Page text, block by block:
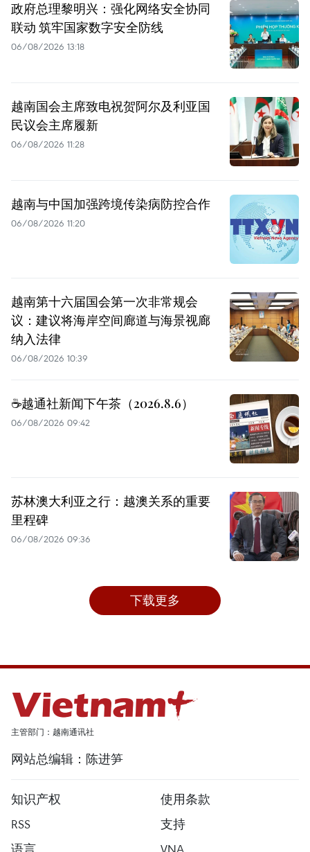
政府总理黎明兴：强化网络安全协同
联动 筑牢国家数字安全防线
06/08/2026 13:18
越南国会主席致电祝贺阿尔及利亚国
民议会主席履新
06/08/2026 11:28
越南与中国加强跨境传染病防控合作
06/08/2026 11:20
越南第十六届国会第一次非常规会
议：建议将海岸空间廊道与海景视廊
纳入法律
06/08/2026 10:39
☕️越通社新闻下午茶（2026.8.6）
06/08/2026 09:42
苏林澳大利亚之行：越澳关系的重要
里程碑
06/08/2026 09:36
下载更多
主管部门：越南通讯社
网站总编辑：陈进笋
知识产权
使用条款
RSS
支持
语言
VNA